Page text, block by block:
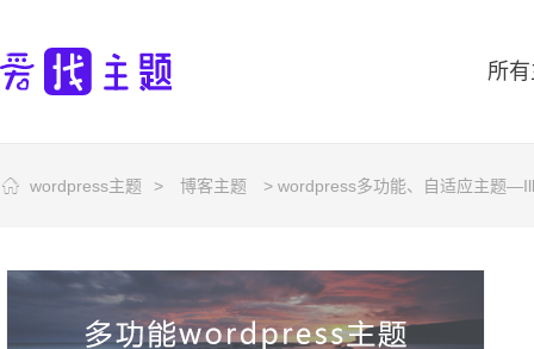
所
wordpress主题 > 博客主题 > wordpress多功能、自适应主题